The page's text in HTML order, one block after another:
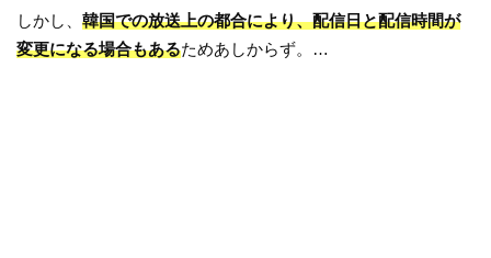
しかし、韓国での放送上の都合により、配信日と配信時間が
変更になる場合もあるためあしからず。…